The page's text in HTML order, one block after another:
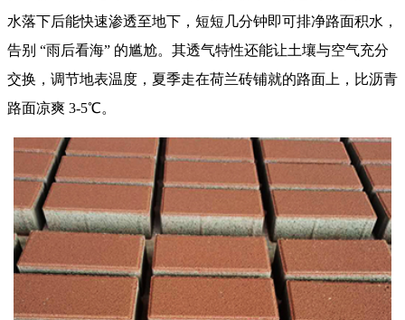
水落下后能快速渗透至地下，短短几分钟即可排净路面积水，
告别 “雨后看海” 的尴尬。其透气特性还能让土壤与空气充分
交换，调节地表温度，夏季走在荷兰砖铺就的路面上，比沥青
路面凉爽 3-5℃。​